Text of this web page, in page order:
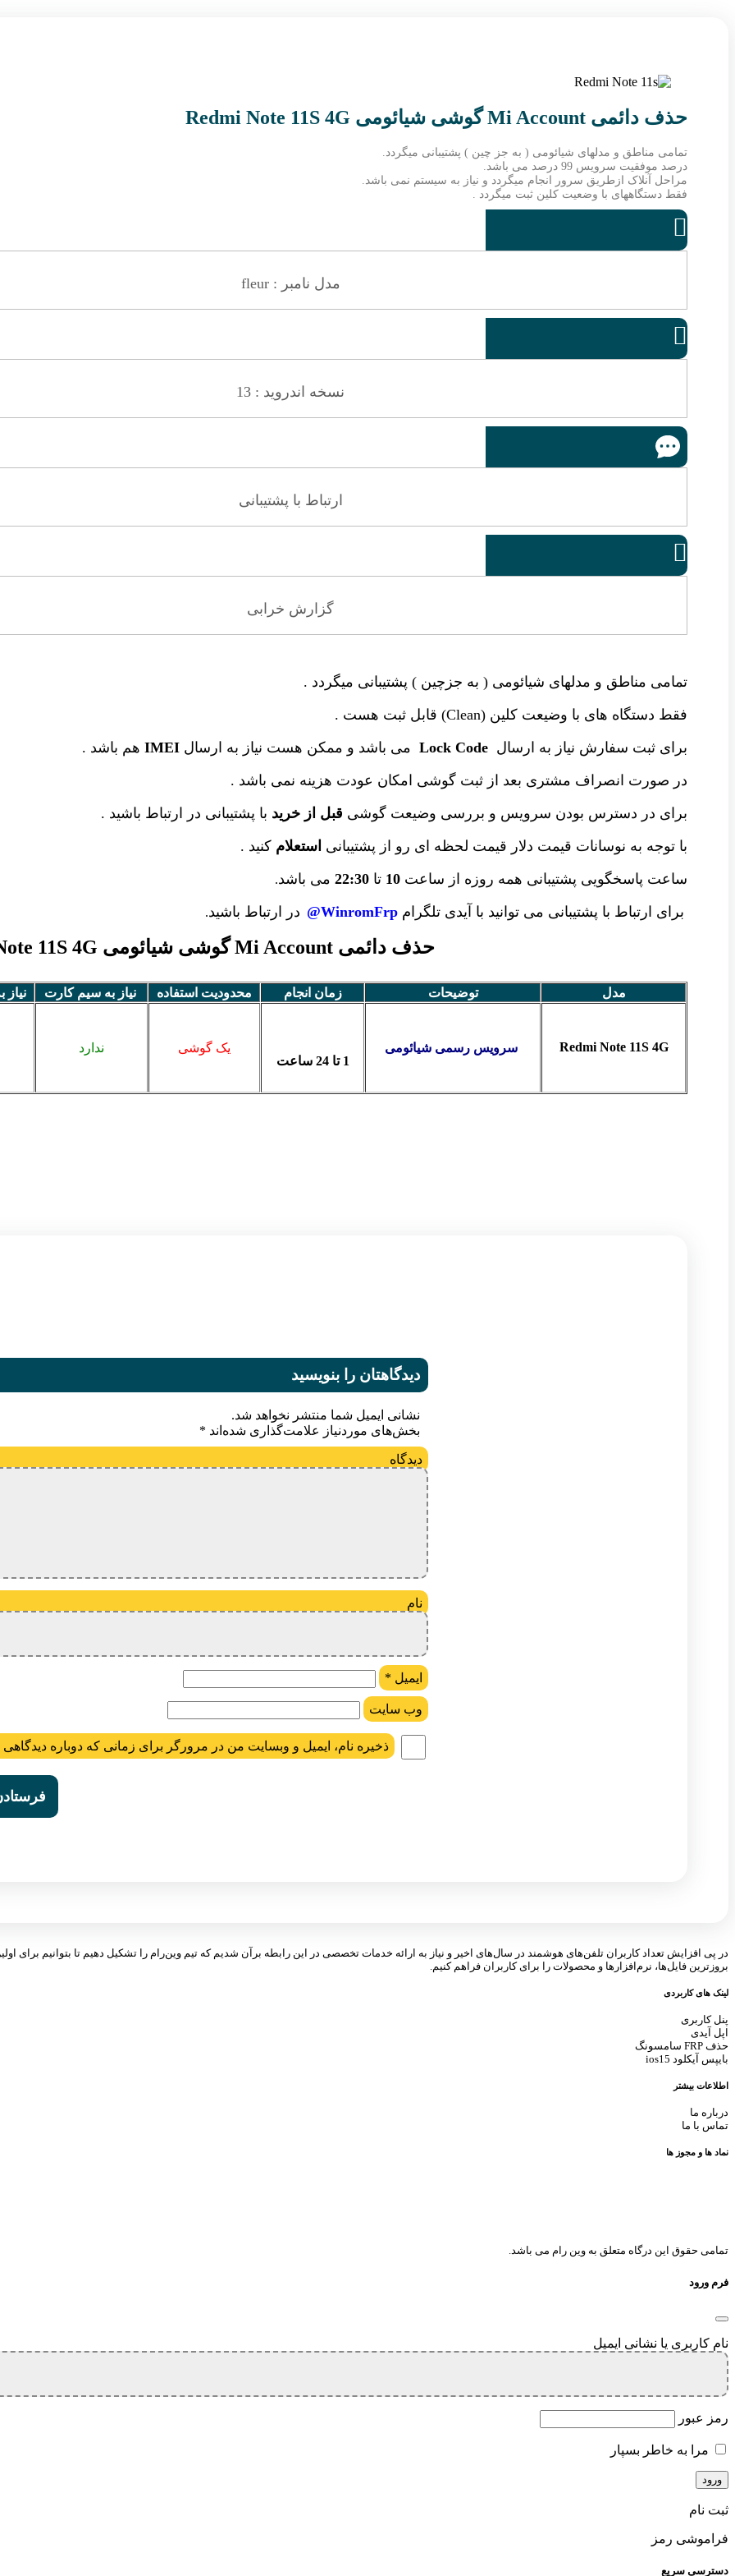
حذف دائمی Mi Account گوشی شیائومی Redmi Note 11S 4G
تمامی مناطق و مدلهای شیائومی ( به جز چین ) پشتیبانی میگردد.
درصد موفقیت سرویس 99 درصد می باشد.
مراحل آنلاک ازطریق سرور انجام میگردد و نیاز به سیستم نمی باشد.
فقط دستگاههای با وضعیت کلین ثبت میگردد .

مدل نامبر : fleur

نسخه اندروید : 13
ارتباط با پشتیبانی

گزارش خرابی
تمامی مناطق و مدلهای شیائومی ( به جزچین ) پشتیبانی میگردد .
فقط دستگاه های با وضیعت کلین (Clean) قابل ثبت هست .
برای ثبت سفارش نیاز به ارسال Lock Code می باشد و ممکن هست نیاز به ارسال IMEI هم باشد .
در صورت انصراف مشتری بعد از ثبت گوشی امکان عودت هزینه نمی باشد .
برای در دسترس بودن سرویس و بررسی وضیعت گوشی قبل از خرید با پشتیبانی در ارتباط باشید .
با توجه به نوسانات قیمت دلار قیمت لحظه ای رو از پشتیبانی استعلام کنید .
ساعت پاسخگویی پشتیبانی همه روزه از ساعت 10 تا 22:30 می باشد.
برای ارتباط با پشتیبانی می توانید با آیدی تلگرام WinromFrp@ در ارتباط باشید.
حذف دائمی Mi Account گوشی شیائومی Redmi Note 11S 4G
مدل توضیحات زمان انجام محدودیت استفاده نیاز به سیم کارت نیاز
Redmi Note 11S 4G
سرویس رسمی شیائومی
1 تا 24 ساعت
یک گوشی ندارد
دیدگاهتان را بنویسید
نشانی ایمیل شما منتشر نخواهد شد.
بخش‌های موردنیاز علامت‌گذاری شده‌اند *
ایمیل *
وب‌ سایت
ذخیره نام، ایمیل و وبسایت من در مرورگر برای زمانی که دوباره
در پی افزایش تعداد کاربران تلفن‌های هوشمند در سال‌های اخیر و نیاز به ارائه خدمات تخصصی در این رابطه برآن شدیم که تیم وین‌رام را تشکیل دهیم تا بتوانیم برای
بروزترین فایل‌ها، نرم‌افزارها و محصولات را برای کاربران فراهم کنیم.
لینک های کاربردی
پنل کاربری
اپل آیدی
حذف FRP سامسونگ
بایپس آیکلود ios15
اطلاعات بیشتر
درباره ما
تماس با ما
نماد ها و مجوز ها
تمامی حقوق این درگاه متعلق به وین رام می باشد.
فرم ورود
نام کاربری یا نشانی ایمیل
رمز عبور
مرا به خاطر بسپار
ثبت نام
فراموشی رمز
دسترسی سریع